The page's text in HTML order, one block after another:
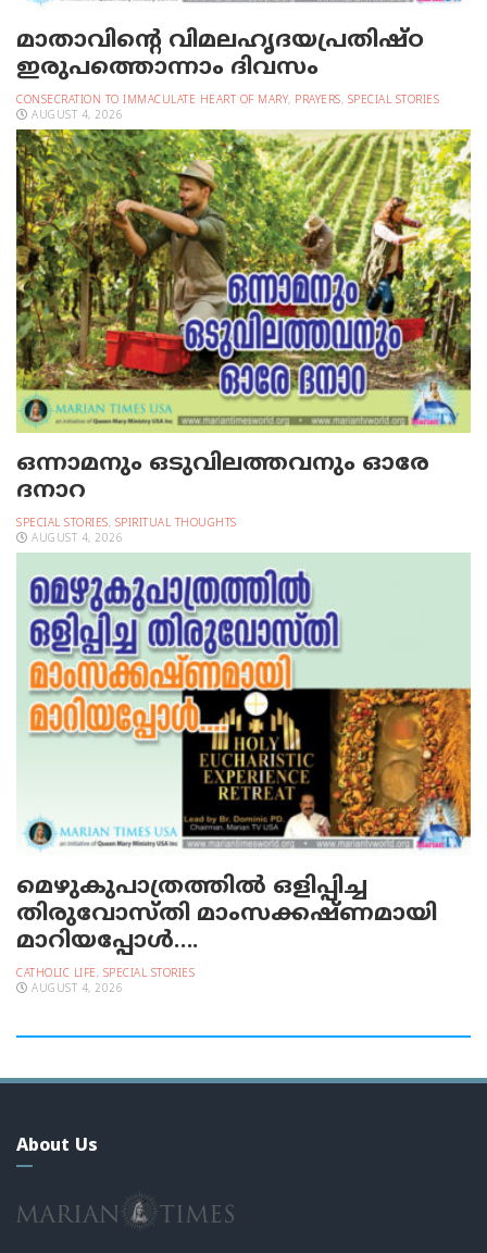
മാതാവിന്റെ വിമലഹൃദയപ്രതിഷ്ഠ
ഇരുപത്തൊന്നാം ദിവസം
CONSECRATION TO IMMACULATE HEART OF MARY, PRAYERS, SPECIAL STORIES
AUGUST 4, 2026
ഒന്നാമനും ഒടുവിലത്തവനും ഓരേ
ദനാറ
SPECIAL STORIES, SPIRITUAL THOUGHTS
AUGUST 4, 2026
മെഴുകുപാത്രത്തില്‍ ഒളിപ്പിച്ച
തിരുവോസ്തി മാംസക്കഷ്ണമായി
മാറിയപ്പോള്‍….
CATHOLIC LIFE, SPECIAL STORIES
AUGUST 4, 2026
About Us